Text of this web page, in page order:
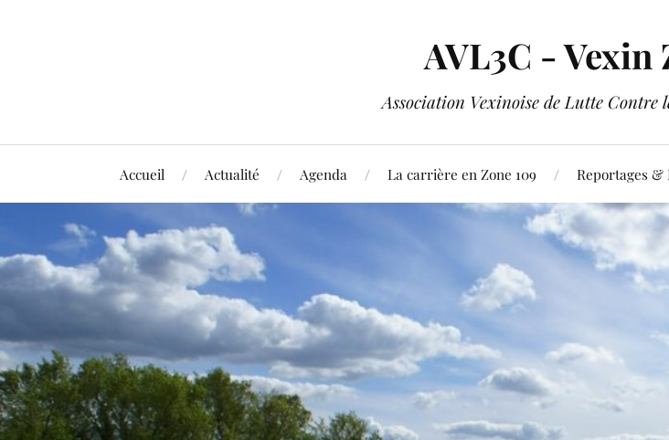
AVL3C - Vexin
Association Vexinoise de Lutte Contre
Accueil Actualité Agenda La carrière en Zone 109 Reportages &